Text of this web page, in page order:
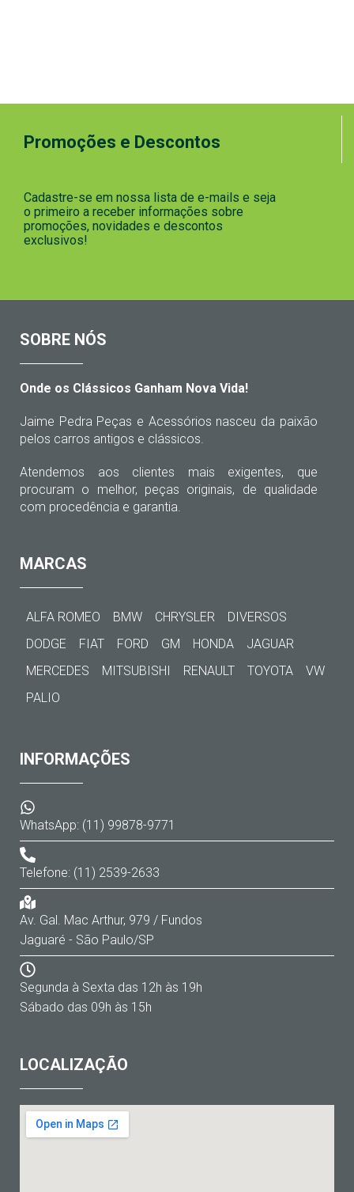
Promoções e Descontos
Cadastre-se em nossa lista de e-mails e seja
o primeiro a receber informações sobre
promoções, novidades e descontos
exclusivos!
SOBRE NÓS
Onde os Clássicos Ganham Nova Vida!
Jaime Pedra Peças e Acessórios nasceu da paixão
pelos carros antigos e clássicos.
Atendemos aos clientes mais exigentes, que
procuram o melhor, peças originais, de qualidade
com procedência e garantia.
MARCAS
ALFA ROMEO BMW CHRYSLER
DIVERSOS
DODGE
FIAT FORD GM HONDA
JAGUAR
MERCEDES
MITSUBISHI RENAULT TOYOTA
VW
PALIO
INFORMAÇÕES
WhatsApp: (11) 99878-9771
Telefone: (11) 2539-2633
Av. Gal. Mac Arthur, 979 / Fundos
Jaguaré - São Paulo/SP
Segunda à Sexta das 12h às 19h
Sábado das 09h às 15h
LOCALIZAÇÃO